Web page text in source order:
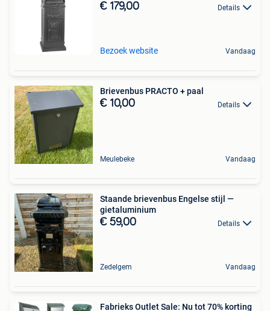
€ 179,00 Details
Bezoek website Vandaag
Brievenbus PRACTO + paal
€ 10,00 Details
Meulebeke Vandaag
Staande brievenbus Engelse stijl —
gietaluminium
€ 59,00 Details
Zedelgem Vandaag
Fabrieks Outlet Sale: Nu tot 70% korting